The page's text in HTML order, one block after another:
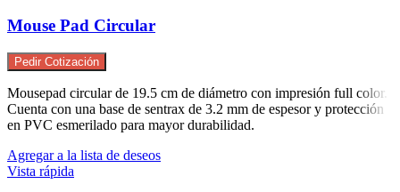
Mouse Pad Circular
Pedir Cotización
Mousepad circular de 19.5 cm de diámetro con impresión full color.
Cuenta con una base de sentrax de 3.2 mm de espesor y protección
en PVC esmerilado para mayor durabilidad.
Agregar a la lista de deseos
Vista rápida